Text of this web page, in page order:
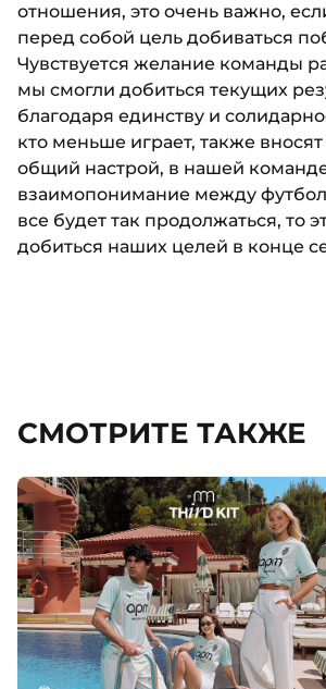
отношения, это очень важно,
перед собой цель добиваться
Чувствуется желание команды
мы смогли добиться текущих
благодаря единству и
кто меньше играет, также
общий настрой, в нашей
взаимопонимание между
все будет так продолжаться, то
добиться наших целей в конце
СМОТРИТЕ ТАКЖЕ